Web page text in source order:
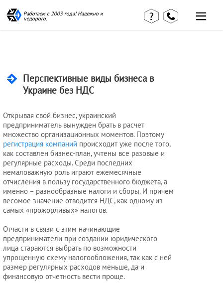
Работаем с 2003 года! Надежно и
недорого.
Перспективные виды бизнеса в
Украине без НДС
Открывая свой бизнес, украинский
предприниматель вынужден брать в расчет
множество организационных моментов. Поэтому
регистрация компаний происходит уже после того,
как составлен бизнес-план, учтены все разовые и
регулярные расходы. Среди последних
немаловажную роль играют ежемесячные
отчисления в пользу государственного бюджета, а
именно – разнообразные налоги и сборы. И причем
весомое значение отводится НДС, как одному из
самых «прожорливых» налогов.
Отчасти в связи с этим начинающие
предприниматели при создании юридического
лица стараются выбрать по возможности
упрощенную схему налогообложения, так как с ней
размер регулярных расходов меньше, да и
финансовую отчетность вести проще.
клиентов
Контакты
Наши
консультации
Миграционные
услуги
Услуги
бухгалтера
юриста
Услуги
регистратора